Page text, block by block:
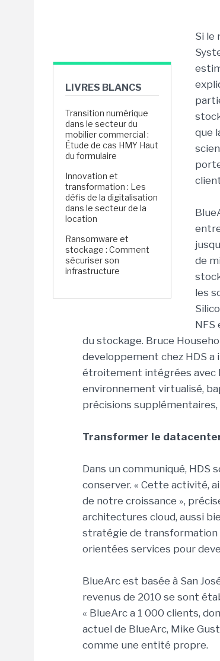
LIVRES BLANCS
Transition numérique
dans le secteur du
mobilier commercial :
Étude de cas HMY Haut
du formulaire
Innovation et
transformation : Les
défis de la digitalisation
dans le secteur de la
location
Ransomware et
stockage : Comment
sécuriser son
infrastructure
Si le
que
de
les
NFS
du stockage. Bruce
developpement chez HDS a
étroitement intégrées avec
environnement virtualisé,
précisions
Transformer le
Dans un communiqué, HDS
conserver. « Cette activité,
de notre croissance »,
architectures cloud, aussi
stratégie de transformation
orientées services pour
BlueArc est basée à San
revenus de 2010 se sont
« BlueArc a 1 000 clients,
actuel de BlueArc, Mike
comme une entité propre.